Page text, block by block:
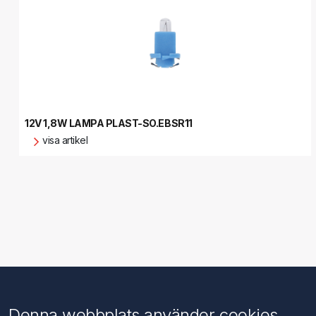
12V 1,8W LAMPA PLAST-SO.EBSR11
visa artikel
Information Kundtjänst